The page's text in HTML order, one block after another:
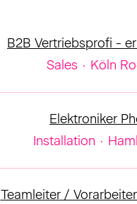
B2B Vertriebsprofi -
Sales · Köln
Elektroniker
Installation ·
Teamleiter /